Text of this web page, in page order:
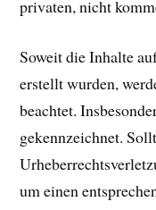
privaten, nicht
Soweit die Inhalte
erstellt wurden,
beachtet.
gekennzeichnet.
um einen